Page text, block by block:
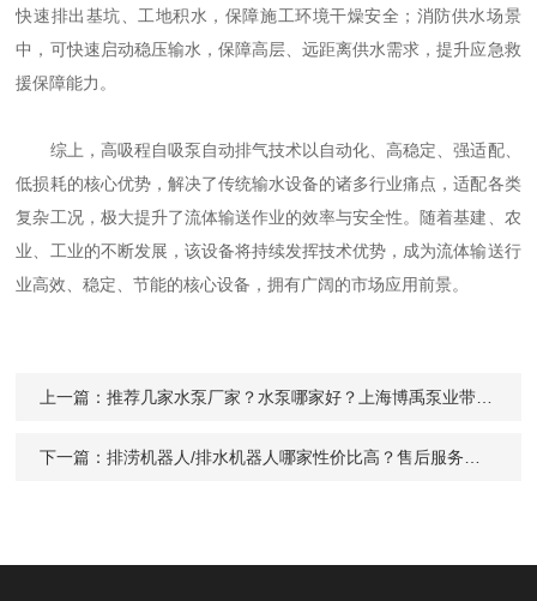
快速排出基坑、工地积水，保障施工环境干燥安全；消防供水场景
中，可快速启动稳压输水，保障高层、远距离供水需求，提升应急救
援保障能力。
综上，高吸程自吸泵自动排气技术以自动化、高稳定、强适配、
低损耗的核心优势，解决了传统输水设备的诸多行业痛点，适配各类
复杂工况，极大提升了流体输送作业的效率与安全性。随着基建、农
业、工业的不断发展，该设备将持续发挥技术优势，成为流体输送行
业高效、稳定、节能的核心设备，拥有广阔的市场应用前景。
上一篇：推荐几家水泵厂家？水泵哪家好？上海博禹泵业带您了解行业发展与选购方向
下一篇：排涝机器人/排水机器人哪家性价比高？售后服务好？公司信誉好？上海博禹泵业产品实测解析